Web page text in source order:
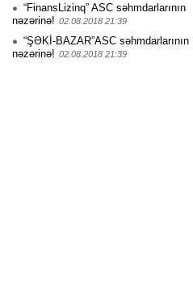
“FinansLizinq” ASC səhmdarlarının
nəzərinə! 02.08.2018 21:39
“ŞƏKİ-BAZAR”ASC səhmdarlarının
nəzərinə! 02.08.2018 21:39